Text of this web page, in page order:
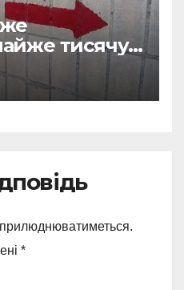
тисячу
*